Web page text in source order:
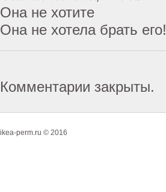
Она не хотите
Она не хотела брать его!
Комментарии закрыты.
ikea-perm.ru © 2016